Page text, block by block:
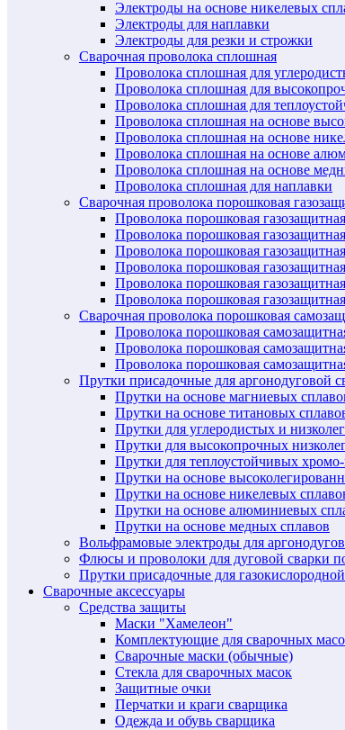
Электроды на основе никелевых
Электроды для наплавки
Электроды для резки и строжки
Сварочная проволока сплошная
Проволока сплошная для
Проволока сплошная для
Проволока сплошная для
Проволока сплошная на основе
Проволока сплошная на основе
Проволока сплошная на основе
Проволока сплошная на основе
Проволока сплошная для наплавки
Сварочная проволока порошковая
Проволока порошковая
Проволока порошковая
Проволока порошковая
Проволока порошковая
Проволока порошковая
Проволока порошковая
Сварочная проволока порошковая
Проволока порошковая
Проволока порошковая
Проволока порошковая
Прутки присадочные для аргонодуговой
Прутки на основе магниевых
Прутки на основе титановых
Прутки для углеродистых и
Прутки для высокопрочных
Прутки для теплоустойчивых
Прутки на основе
Прутки на основе никелевых
Прутки на основе алюминиевых
Прутки на основе медных сплавов
Вольфрамовые электроды для
Флюсы и проволоки для дуговой сварки
Прутки присадочные для
Сварочные аксессуары
Средства защиты
Маски "Хамелеон"
Комплектующие для сварочных
Сварочные маски (обычные)
Стекла для сварочных масок
Защитные очки
Перчатки и краги сварщика
Одежда и обувь сварщика